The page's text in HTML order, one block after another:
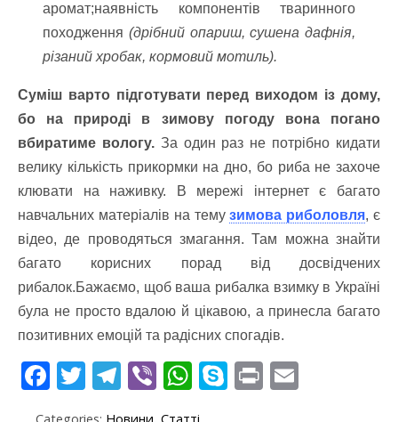
аромат;наявність компонентів тваринного
походження (дрібний опариш, сушена дафнія,
різаний хробак, кормовий мотиль).
Суміш варто підготувати перед виходом із дому,
бо на природі в зимову погоду вона погано
вбиратиме вологу.За один раз не потрібно кидати
велику кількість прикормки на дно, бо риба не захоче
клювати на наживку. В мережі інтернет є багато
навчальних матеріалів на темузимова риболовля, є
відео, де проводяться змагання. Там можна знайти
багато корисних порад від досвідчених
рибалок.Бажаємо, щоб ваша рибалка взимку в Україні
була не просто вдалою й цікавою, а принесла багато
позитивних емоцій та радісних спогадів.
F T T Vi W S Pr